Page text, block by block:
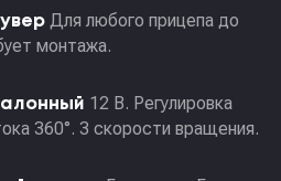
Для любого прицепа до
монтажа.
12 В. Регулировка
360°. 3 скорости вращения.